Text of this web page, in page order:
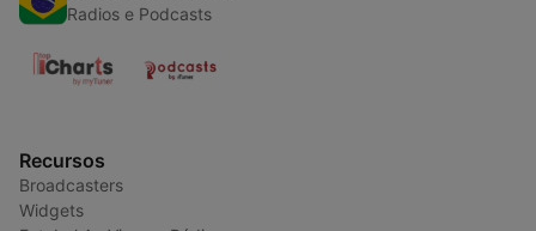
Radios e Podcasts
Recursos
Broadcasters
Widgets